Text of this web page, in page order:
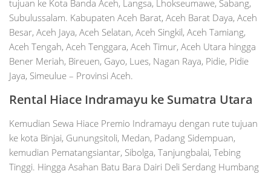
tujuan ke Kota Banda Aceh, Langsa, Lhokseumawe, Sabang,
Subulussalam. Kabupaten Aceh Barat, Aceh Barat Daya, Aceh
Besar, Aceh Jaya, Aceh Selatan, Aceh Singkil, Aceh Tamiang,
Aceh Tengah, Aceh Tenggara, Aceh Timur, Aceh Utara hingga
Bener Meriah, Bireuen, Gayo, Lues, Nagan Raya, Pidie, Pidie
Jaya, Simeulue – Provinsi Aceh.
Rental Hiace Indramayu ke Sumatra Utara
Kemudian Sewa Hiace Premio Indramayu dengan rute tujuan
ke kota Binjai, Gunungsitoli, Medan, Padang Sidempuan,
kemudian Pematangsiantar, Sibolga, Tanjungbalai, Tebing
Tinggi. Hingga Asahan Batu Bara Dairi Deli Serdang Humbang